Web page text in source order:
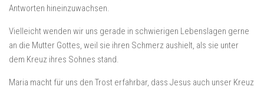
Antworten hineinzuwachsen.
Vielleicht wenden wir uns gerade in schwierigen Lebenslagen gerne
an die Mutter Gottes, weil sie ihren Schmerz aushielt, als sie unter
dem Kreuz ihres Sohnes stand.
Maria macht für uns den Trost erfahrbar, dass Jesus auch unser Kreuz